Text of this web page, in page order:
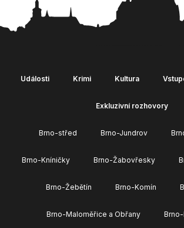
Události Krimi Kultura
Exkluzivní rozhovory
Brno-střed Brno-Jundrov
Brno-Kníničky Brno-Žabovřesky
Brno-Žebětín Brno-Komín
Brno-Maloměřice a Obřany